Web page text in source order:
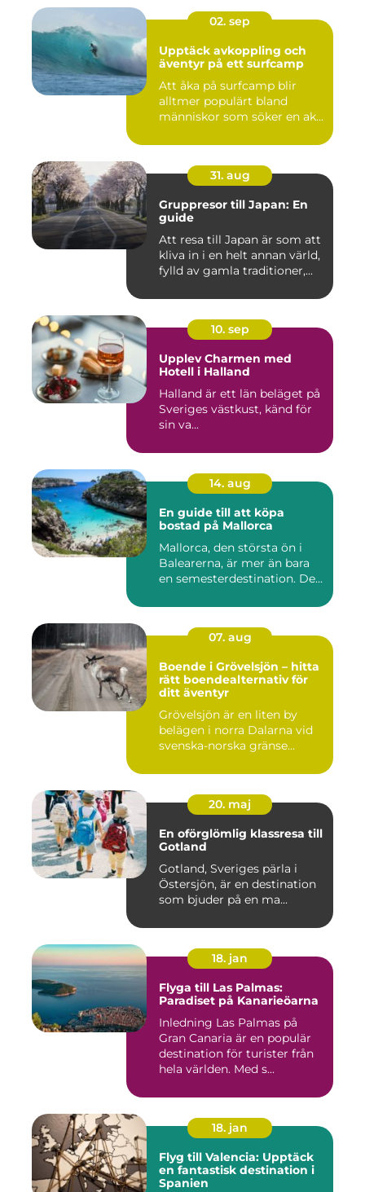
02. sep
Upptäck avkoppling och
äventyr på ett surfcamp
Att åka på surfcamp blir
alltmer populärt bland
människor som söker en ak...
31. aug
Gruppresor till Japan: En
guide
Att resa till Japan är som att
kliva in i en helt annan värld,
fylld av gamla traditioner,...
10. sep
Upplev Charmen med
Hotell i Halland
Halland är ett län beläget på
Sveriges västkust, känd för
sin va...
14. aug
En guide till att köpa
bostad på Mallorca
Mallorca, den största ön i
Balearerna, är mer än bara
en semesterdestination. De...
07. aug
Boende i Grövelsjön – hitta
rätt boendealternativ för
ditt äventyr
Grövelsjön är en liten by
belägen i norra Dalarna vid
svenska-norska gränse...
20. maj
En oförglömlig klassresa till
Gotland
Gotland, Sveriges pärla i
Östersjön, är en destination
som bjuder på en ma...
18. jan
Flyga till Las Palmas:
Paradiset på Kanarieöarna
Inledning Las Palmas på
Gran Canaria är en populär
destination för turister från
hela världen. Med s...
18. jan
Flyg till Valencia: Upptäck
en fantastisk destination i
Spanien